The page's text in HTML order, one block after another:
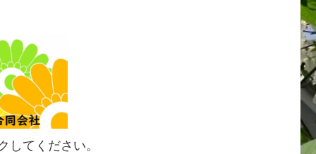
してください。